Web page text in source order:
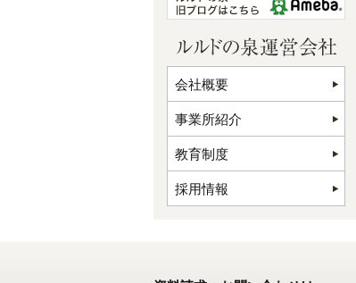
会社概要
事業所紹介
教育制度
採用情報